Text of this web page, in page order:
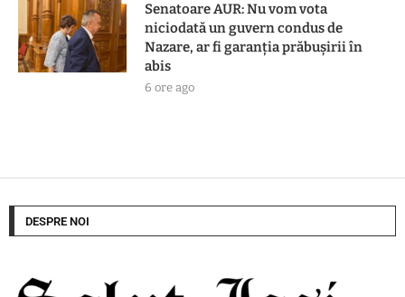
Senatoare AUR: Nu vom vota
niciodată un guvern condus de
Nazare, ar fi garanția prăbușirii în
abis
6 ore ago
DESPRE NOI